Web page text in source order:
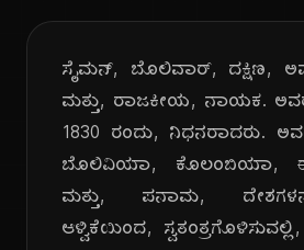
ಸೈಮನ್, ಬೊಲಿವಾರ್, ದಕ್ಷಿಣ,
ಮತ್ತು, ರಾಜಕೀಯ, ನಾಯಕ.
1830 ರಂದು, ನಿಧನರಾದರು.
ಬೊಲಿವಿಯಾ, ಕೊಲಂಬಿಯಾ,
ಮತ್ತು, ಪನಾಮ,
ಆಳ್ವಿಕೆಯಿಂದ,